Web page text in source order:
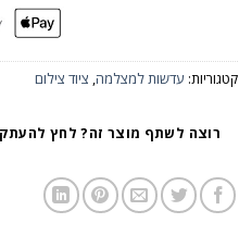
קטגוריות: עדשות למצלמה, ציוד צילום
רוצה לשתף מוצר זה? לחץ